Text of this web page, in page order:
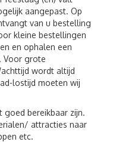
aangepast. Op
van u bestelling
kleine bestellingen
en ophalen een
Voor grote
wordt altijd
lostijd moeten wij
goed bereikbaar zijn.
attracties naar
etc.